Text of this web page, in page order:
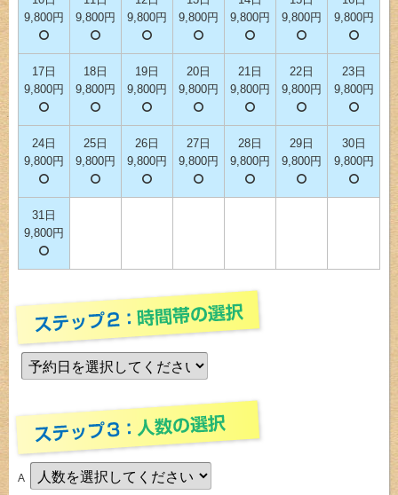
9,800円
9,800円
9,800円
9,800円
9,800円
9,800円
9,800円
17日
9,800円
18日
9,800円
19日
9,800円
20日
9,800円
21日
9,800円
22日
9,800円
23日
9,800円
24日
9,800円
25日
9,800円
26日
9,800円
27日
9,800円
28日
9,800円
29日
9,800円
30日
9,800円
31日
9,800円
A